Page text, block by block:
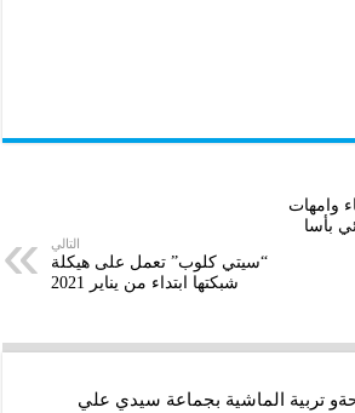
وامهات
بأسا
التالي
“سيتي كلوب” تعمل على هيكلة
شبكتها ابتداء من يناير 2021
تربية الماشية بجماعة سيدي علي